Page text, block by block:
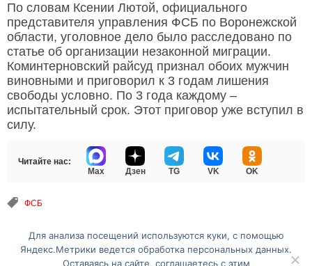
По словам Ксении Лютой, официального
представителя управления ФСБ по Воронежской
области, уголовное дело было расследовано по
статье об организации незаконной миграции.
Коминтерновский райсуд признал обоих мужчин
виновными и приговорил к 3 годам лишения
свободы условно. По 3 года каждому –
испытательный срок. Этот приговор уже вступил в
силу.
Читайте нас:
Max
Дзен TG VK OK
ФСБ
Перейти на полную версию сайта
Для анализа посещений используются куки, с помощью
Яндекс.Метрики ведется обработка персональных данных.
Оставаясь на сайте, соглашаетесь с этим